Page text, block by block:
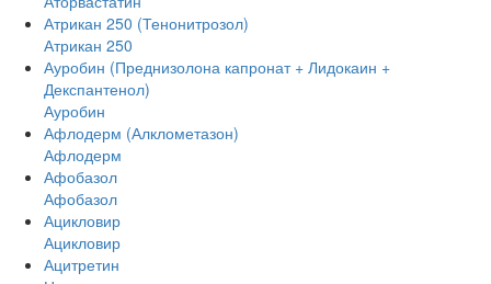
Атрикан 250 (Тенонитрозол)
Атрикан 250
Ауробин (Преднизолона капронат + Лидокаин +
Декспантенол)
Ауробин
Афлодерм (Алклометазон)
Афлодерм
Афобазол
Афобазол
Ацикловир
Ацикловир
Ацитретин